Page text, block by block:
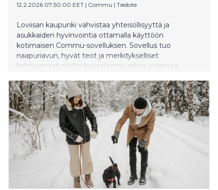
12.2.2026 07:50:00 EET | Commu | Tiedote
Loviisan kaupunki vahvistaa yhteisöllisyyttä ja
asukkaiden hyvinvointia ottamalla käyttöön
kotimaisen Commu-sovelluksen. Sovellus tuo
naapuriavun, hyvät teot ja merkitykselliset
kohtaamiset osaksi loviisalaisten arkea ja tarjoaa
turvallisesti.